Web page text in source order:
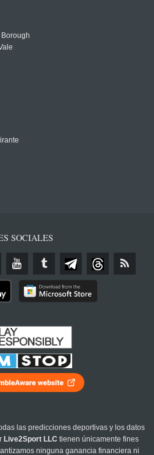
SOCIALES
las predicciones deportivas y los datos
Live2Sport LLC tienen únicamente fines
ninguna ganancia financiera ni